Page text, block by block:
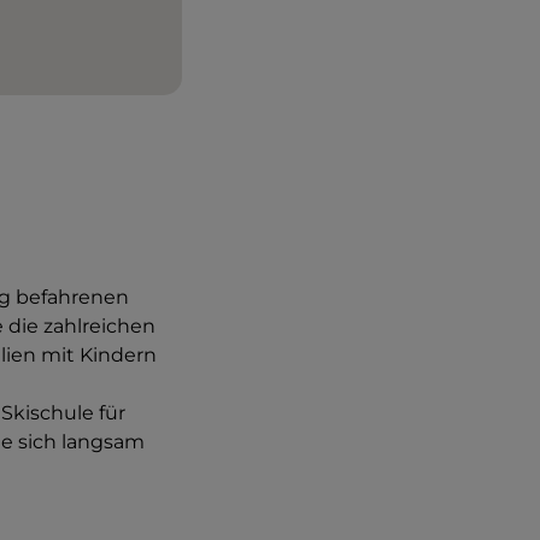
befahrenen
die zahlreichen
mit Kindern
für
sich langsam